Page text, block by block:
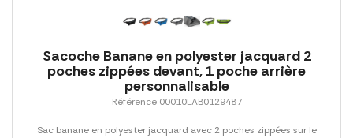
Sacoche Banane en polyester jacquard 2
poches zippées devant, 1 poche arrière
personnalisable
Référence 00010LAB0129487
Sac banane en polyester jacquard avec 2 poches zippées sur le